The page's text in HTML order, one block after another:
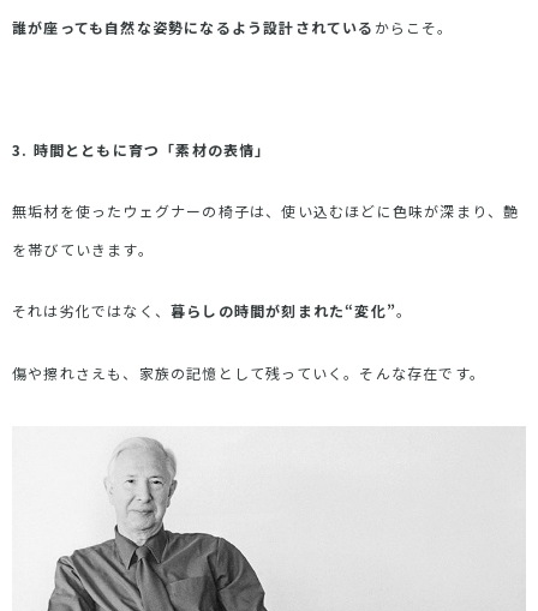
誰が座っても自然な姿勢になるよう設計されている からこそ。
3. 時間とともに育つ「素材の表情」
無垢材を使ったウェグナーの椅子は、使い込むほどに色味が深まり、艶
を帯びていきます。
それは劣化ではなく、 暮らしの時間が刻まれた“変化”。
傷や擦れさえも、家族の記憶として残っていく。そんな存在です。